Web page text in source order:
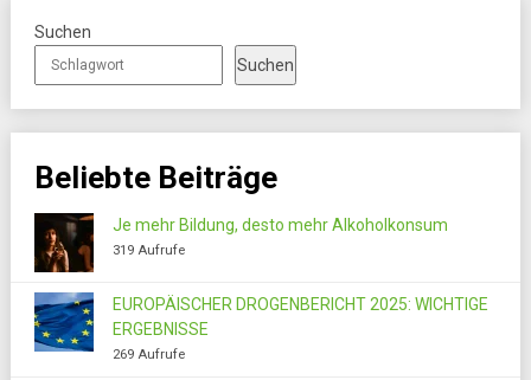
Suchen
Suchen
Beliebte Beiträge
Je mehr Bildung, desto mehr Alkoholkonsum
319 Aufrufe
EUROPÄISCHER DROGENBERICHT 2025: WICHTIGE
ERGEBNISSE
269 Aufrufe